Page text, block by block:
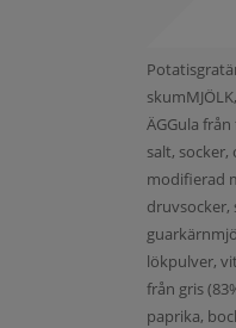
ÄGGula
salt, socker,
modifierad
druvsocker,
lökpulver,
från gris
paprika,